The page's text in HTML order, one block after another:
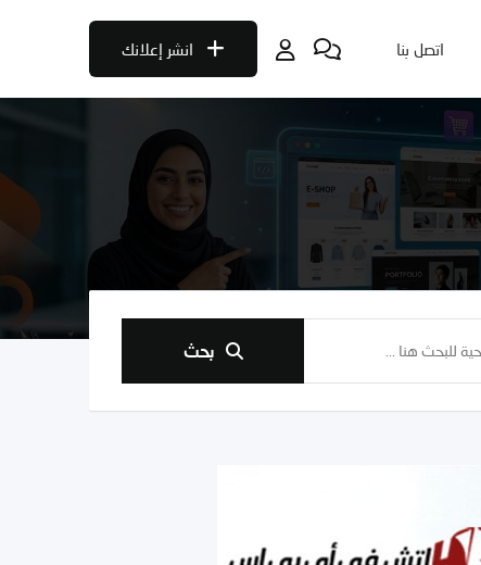
اتصل بنا انشر إعلانك
بحث